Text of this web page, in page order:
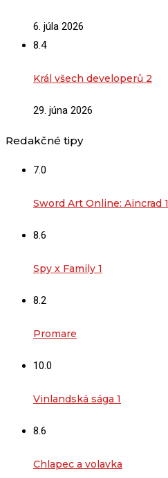
6. júla 2026
8.4
Král všech developerů 2
29. júna 2026
Redakčné tipy
7.0
Sword Art Online: Aincrad 1
8.6
Spy x Family 1
8.2
Promare
10.0
Vinlandská sága 1
8.6
Chlapec a volavka